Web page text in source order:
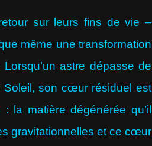
sur leurs fins de vie –
même une transformation
astre dépasse de
Soleil, son cœur résiduel est
: la matière dégénérée qu’il
gravitationnelles et ce cœur